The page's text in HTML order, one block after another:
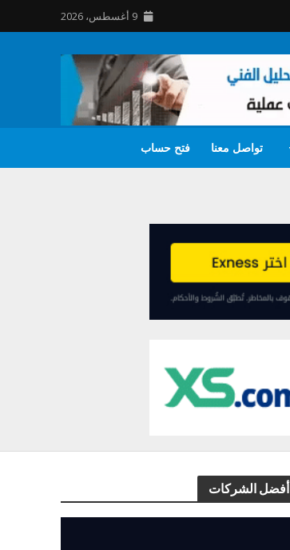
9 أغسطس، 2026
تواصل معنا فتح حساب
أفضل الشركات